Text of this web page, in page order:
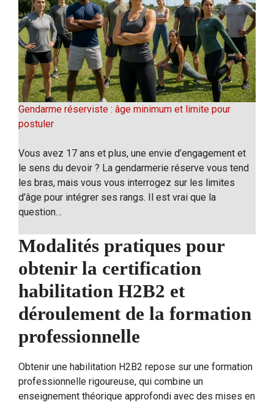
Gendarme réserviste : âge minimum et limite pour
postuler
Vous avez 17 ans et plus, une envie d’engagement et
le sens du devoir ? La gendarmerie réserve vous tend
les bras, mais vous vous interrogez sur les limites
d’âge pour intégrer ses rangs. Il est vrai que la
question…
Modalités pratiques pour
obtenir la certification
habilitation H2B2 et
déroulement de la formation
professionnelle
Obtenir une habilitation H2B2 repose sur une formation
professionnelle rigoureuse, qui combine un
enseignement théorique approfondi avec des mises en